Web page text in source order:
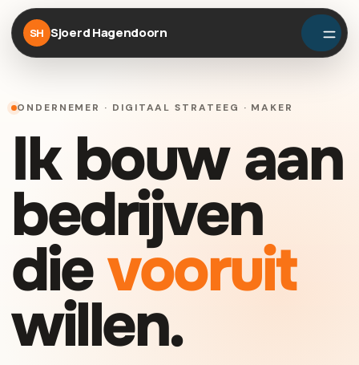
SH Sjoerd Hagendoorn
ONDERNEMER · DIGITAAL STRATEEG · MAKER
Ik bouw aan
bedrijven
dievooruit
willen.